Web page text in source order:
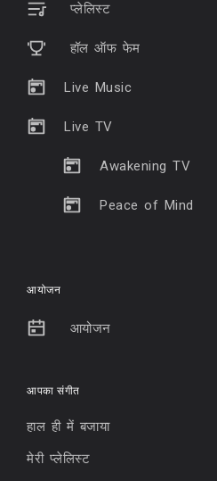
प्लेलिस्ट
हॉल ऑफ फेम
Live Music
Live TV
Awakening TV
Peace of Mind
आयोजन
आयोजन
आपका संगीत
हाल ही में बजाया
मेरी प्लेलिस्ट